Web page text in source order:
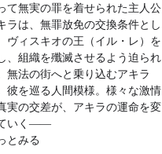
て無実の罪を着せられた主人公
ラは、無罪放免の交換条件とし
ヴィスキオの王（イル・レ）を
、組織を殲滅させるよう迫られ
無法の街へと乗り込むアキラ
彼を巡る人間模様。様々な激情
実の交差が、アキラの運命を変
いく――
とみる